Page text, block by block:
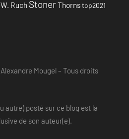
Ruch StonerThornstop2021
Mougel – Tous droits
autre) posté sur ce blog est la
de son auteur(e).